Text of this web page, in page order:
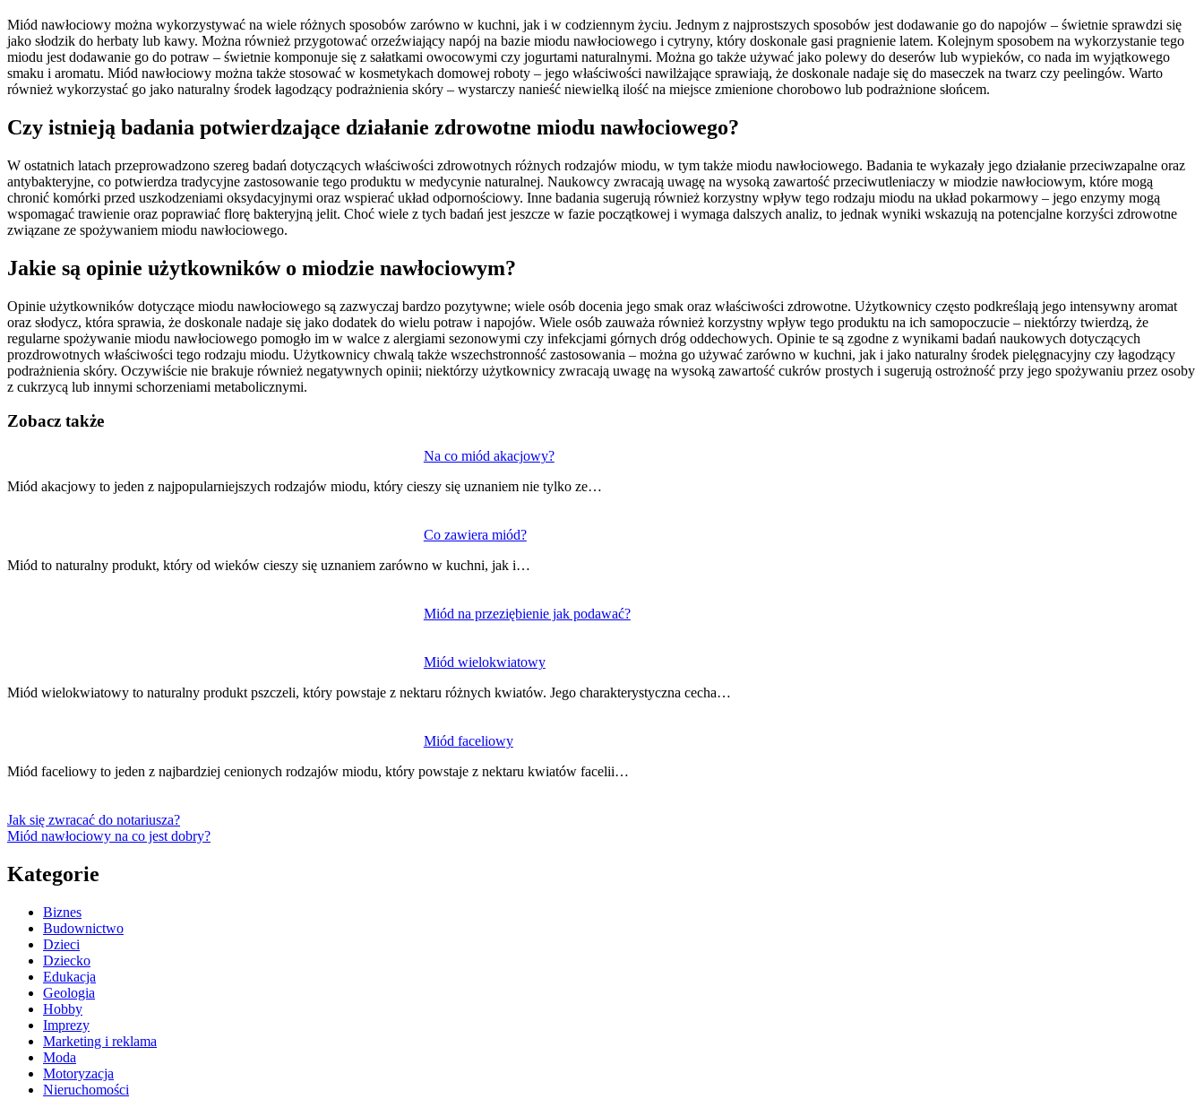
Miód nawłociowy można wykorzystywać na wiele różnych sposobów zarówno w kuchni, jak i w codziennym życiu. Jednym z najprostszych sposobów jest dodawanie go do napojów – świetnie sprawdzi się
jako słodzik do herbaty lub kawy. Można również przygotować orzeźwiający napój na bazie miodu nawłociowego i cytryny, który doskonale gasi pragnienie latem. Kolejnym sposobem na wykorzystanie tego
miodu jest dodawanie go do potraw – świetnie komponuje się z sałatkami owocowymi czy jogurtami naturalnymi. Można go także używać jako polewy do deserów lub wypieków, co nada im wyjątkowego
smaku i aromatu. Miód nawłociowy można także stosować w kosmetykach domowej roboty – jego właściwości nawilżające sprawiają, że doskonale nadaje się do maseczek na twarz czy peelingów. Warto
również wykorzystać go jako naturalny środek łagodzący podrażnienia skóry – wystarczy nanieść niewielką ilość na miejsce zmienione chorobowo lub podrażnione słońcem.
Czy istnieją badania potwierdzające działanie zdrowotne miodu nawłociowego?
W ostatnich latach przeprowadzono szereg badań dotyczących właściwości zdrowotnych różnych rodzajów miodu, w tym także miodu nawłociowego. Badania te wykazały jego działanie przeciwzapalne oraz
antybakteryjne, co potwierdza tradycyjne zastosowanie tego produktu w medycynie naturalnej. Naukowcy zwracają uwagę na wysoką zawartość przeciwutleniaczy w miodzie nawłociowym, które mogą
chronić komórki przed uszkodzeniami oksydacyjnymi oraz wspierać układ odpornościowy. Inne badania sugerują również korzystny wpływ tego rodzaju miodu na układ pokarmowy – jego enzymy mogą
wspomagać trawienie oraz poprawiać florę bakteryjną jelit. Choć wiele z tych badań jest jeszcze w fazie początkowej i wymaga dalszych analiz, to jednak wyniki wskazują na potencjalne korzyści zdrowotne
związane ze spożywaniem miodu nawłociowego.
Jakie są opinie użytkowników o miodzie nawłociowym?
Opinie użytkowników dotyczące miodu nawłociowego są zazwyczaj bardzo pozytywne; wiele osób docenia jego smak oraz właściwości zdrowotne. Użytkownicy często podkreślają jego intensywny aromat
oraz słodycz, która sprawia, że doskonale nadaje się jako dodatek do wielu potraw i napojów. Wiele osób zauważa również korzystny wpływ tego produktu na ich samopoczucie – niektórzy twierdzą, że
regularne spożywanie miodu nawłociowego pomogło im w walce z alergiami sezonowymi czy infekcjami górnych dróg oddechowych. Opinie te są zgodne z wynikami badań naukowych dotyczących
prozdrowotnych właściwości tego rodzaju miodu. Użytkownicy chwalą także wszechstronność zastosowania – można go używać zarówno w kuchni, jak i jako naturalny środek pielęgnacyjny czy łagodzący
podrażnienia skóry. Oczywiście nie brakuje również negatywnych opinii; niektórzy użytkownicy zwracają uwagę na wysoką zawartość cukrów prostych i sugerują ostrożność przy jego spożywaniu przez osoby
z cukrzycą lub innymi schorzeniami metabolicznymi.
Zobacz także
Na co miód akacjowy?
Miód akacjowy to jeden z najpopularniejszych rodzajów miodu, który cieszy się uznaniem nie tylko ze…
Co zawiera miód?
Miód to naturalny produkt, który od wieków cieszy się uznaniem zarówno w kuchni, jak i…
Miód na przeziębienie jak podawać?
Miód wielokwiatowy
Miód wielokwiatowy to naturalny produkt pszczeli, który powstaje z nektaru różnych kwiatów. Jego charakterystyczna cecha…
Miód faceliowy
Miód faceliowy to jeden z najbardziej cenionych rodzajów miodu, który powstaje z nektaru kwiatów facelii…
wpisu
Jak się zwracać do notariusza?
Miód nawłociowy na co jest dobry?
Kategorie
Biznes
Budownictwo
Dzieci
Dziecko
Edukacja
Geologia
Hobby
Imprezy
Marketing i reklama
Moda
Motoryzacja
Nieruchomości